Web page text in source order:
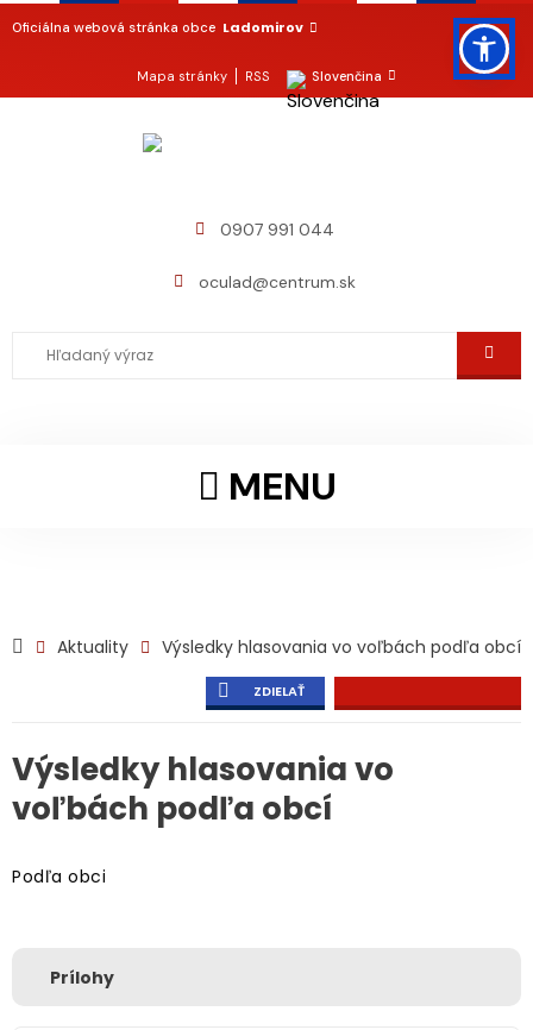
Oficiálna webová stránka obce Ladomirov
Mapa stránky RSS Slovenčina
0907 991 044
oculad@centrum.sk
MENU
Aktuality Výsledky hlasovania vo voľbách podľa obcí
ZDIELAŤ
Výsledky hlasovania vo
voľbách podľa obcí
Podľa obci
Prílohy